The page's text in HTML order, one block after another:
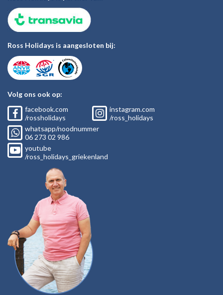
Ross Holidays is aangesloten bij:
Volg ons ook op:
facebook.com
/rossholidays
instagram.com
/ross_holidays
whatsapp/noodnummer
06 273 02 986
youtube
/ross_holidays_griekenland